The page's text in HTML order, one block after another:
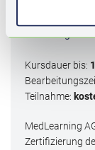
Kursdauer bis:
Teilnahme:
MedLearning
Zertifizierung